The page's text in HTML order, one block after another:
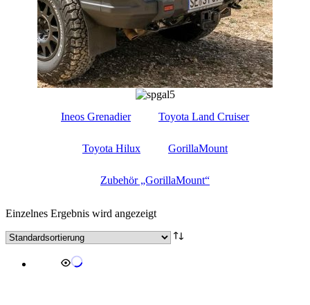
Ineos Grenadier Toyota Land Cruiser
Toyota Hilux GorillaMount
Zubehör „GorillaMount“
Einzelnes Ergebnis wird angezeigt